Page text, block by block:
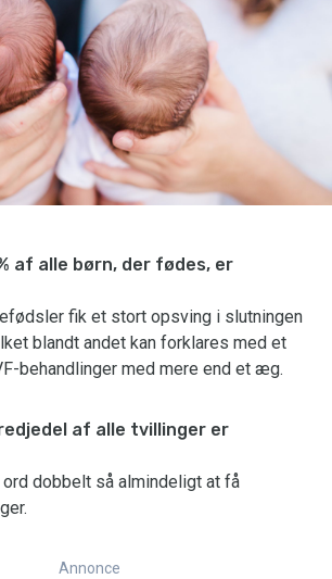
af alle børn, der fødes, er
fik et stort opsving i slutningen
blandt andet kan forklares med et
behandlinger med mere end et æg.
af alle tvillinger er
ord dobbelt så almindeligt at få
Annonce